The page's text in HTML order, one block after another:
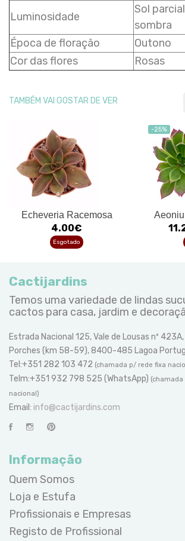
Luminosidade
Sol
sombra
Época de floração
Outono
Cor das flores
Rosas
TAMBÉM VAI GOSTAR DE VER
Echeveria Racemosa
4.00€
Esgotado
-25%
Cactijardins
Temos uma variedade de lindas
cactos para casa, jardim e
Estrada Nacional 125, Vale de Lousas nº 423A,
Porches (km 58-59), 8400-485 Lagoa
Tel:+351 282 103 472 (chamada p/ rede fixa
Telm:+351 932 798 525 (WhatsApp)
nacional)
Email: info@cactijardins.com
Informação
Quem Somos
Loja e Estufa
Profissionais e Empresas
Registo de Profissional